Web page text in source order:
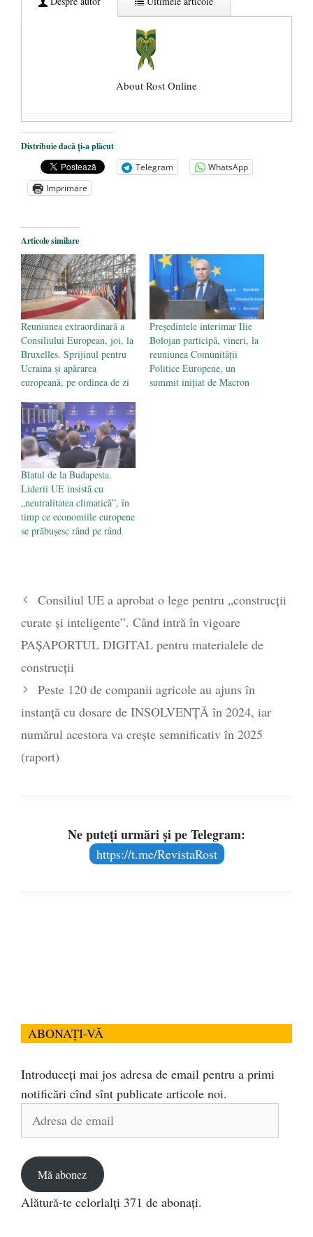
About Rost Online
Dezvăluiri cutremurătoare despre
președintele Ucrainei, Volodymyr
Zelensky
- 13 mai 2026
Statul care servește Națiunea
Legea Vexler produce efecte. Bustul
poetului Octavian Goga, înlăturat din Iași
- 16 aprilie 2026
Distribuie dacă ți-a plăcut
Telegram
WhatsApp
Imprimare
Articole similare
Reuniunea extraordinară a
Consiliului European, joi, la
Bruxelles. Sprijinul pentru
Ucraina și apărarea
europeană, pe ordinea de zi
Președintele interimar Ilie
Bolojan participă, vineri, la
reuniunea Comunității
Politice Europene, un
summit inițiat de Macron
Blatul de la Budapesta.
Liderii UE insistă cu
„neutralitatea climatică”, în
timp ce economiile europene
se prăbușesc rând pe rând
Consiliul UE a aprobat o lege pentru „construcții
curate și inteligente”. Când intră în vigoare
PAȘAPORTUL DIGITAL pentru materialele de
construcții
Peste 120 de companii agricole au ajuns în
instanţă cu dosare de INSOLVENȚĂ în 2024, iar
numărul acestora va creşte semnificativ în 2025
(raport)
Ne puteți urmări și pe Telegram:
https://t.me/RevistaRost
ABONAȚI-VĂ
Introduceți mai jos adresa de email pentru a primi
notificări cînd sînt publicate articole noi.
Adresa
Mă abonez
Alătură-te celorlalți 371 de abonați.